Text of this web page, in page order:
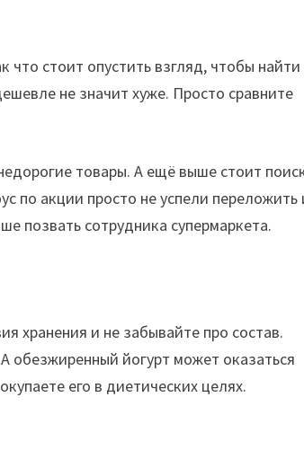
стоит опустить взгляд, чтобы найти
не значит хуже. Просто сравните
товары. А ещё выше стоит
по акции просто не успели переложить
позвать сотрудника супермаркета.
хранения и не забывайте про состав.
обезжиренный йогурт может оказаться
его в диетических целях.